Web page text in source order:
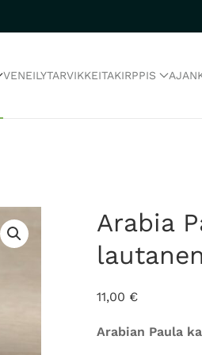
VENEILYTARVIKKEITAKIRPPIS
Arabia
lautanen
11,00 €
Arabian Paula